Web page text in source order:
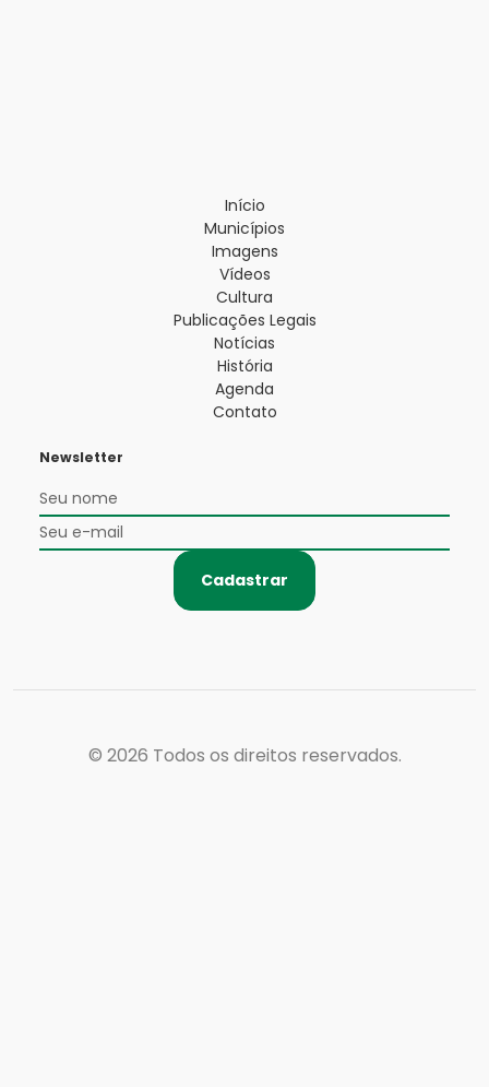
Início
Municípios
Imagens
Vídeos
Cultura
Publicações Legais
Notícias
História
Agenda
Contato
Newsletter
Cadastrar
© 2026 Todos os direitos reservados.